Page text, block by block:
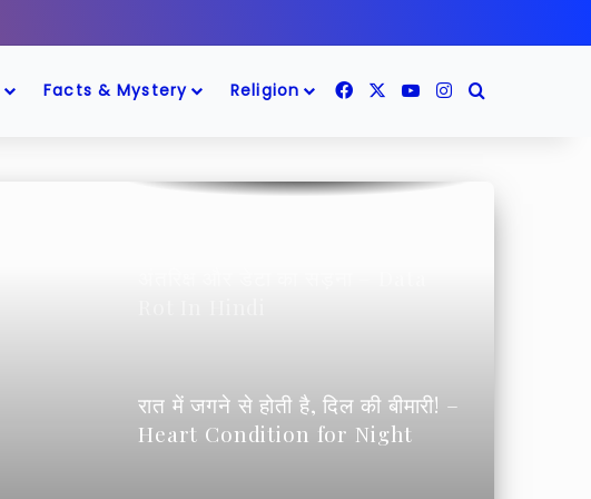
Facts & Mystery Religion FacebookYouTubeInstagram
ऊपर है बहुत खतरा! – Human Stem
Cells In Space
साल का अद्भुत सफर
रात में जगने से होती है, दिल की बीमारी! –
Heart Condition for Night